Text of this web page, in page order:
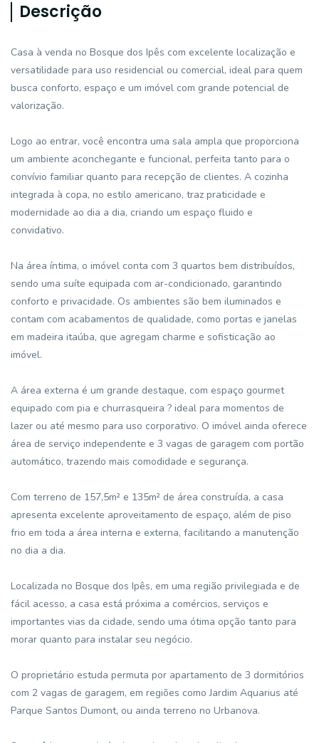
Descrição
Casa à venda no Bosque dos Ipês com excelente localização e
versatilidade para uso residencial ou comercial, ideal para quem
busca conforto, espaço e um imóvel com grande potencial de
valorização.
Logo ao entrar, você encontra uma sala ampla que proporciona
um ambiente aconchegante e funcional, perfeita tanto para o
convívio familiar quanto para recepção de clientes. A cozinha
integrada à copa, no estilo americano, traz praticidade e
modernidade ao dia a dia, criando um espaço fluido e
convidativo.
Na área íntima, o imóvel conta com 3 quartos bem distribuídos,
sendo uma suíte equipada com ar-condicionado, garantindo
conforto e privacidade. Os ambientes são bem iluminados e
contam com acabamentos de qualidade, como portas e janelas
em madeira itaúba, que agregam charme e sofisticação ao
imóvel.
A área externa é um grande destaque, com espaço gourmet
equipado com pia e churrasqueira ? ideal para momentos de
lazer ou até mesmo para uso corporativo. O imóvel ainda oferece
área de serviço independente e 3 vagas de garagem com portão
automático, trazendo mais comodidade e segurança.
Com terreno de 157,5m² e 135m² de área construída, a casa
apresenta excelente aproveitamento de espaço, além de piso
frio em toda a área interna e externa, facilitando a manutenção
no dia a dia.
Localizada no Bosque dos Ipês, em uma região privilegiada e de
fácil acesso, a casa está próxima a comércios, serviços e
importantes vias da cidade, sendo uma ótima opção tanto para
morar quanto para instalar seu negócio.
O proprietário estuda permuta por apartamento de 3 dormitórios
com 2 vagas de garagem, em regiões como Jardim Aquarius até
Parque Santos Dumont, ou ainda terreno no Urbanova.